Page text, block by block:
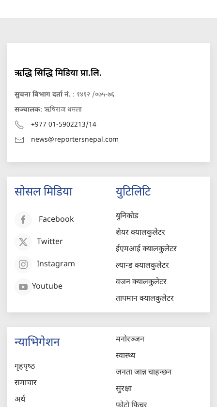
ऋद्धि सिद्धि मिडिया प्रा.लि.
सुचना बिभाग दर्ता नं. : १४१२ /०७५-७६
सञ्चालक: ऋषिराज धमला
+977 01-5902213/14
news@reportersnepal.com
सोसल मिडिया
Facebook
Twitter
Instagram
Youtube
युटिलिटि
युनिकोड
शेयर क्यालकुलेटर
ईएमआई क्यालकुलेटर
ल्यान्ड क्यालकुलेटर
वजन क्यालकुलेटर
तापमान क्यालकुलेटर
न्याभिगेशन
गृहपृष्‍ठ
समाचार
अर्थ
मनोरञ्जन
स्वास्थ्य
जनता जान्न चाहन्छन
सुरक्षा